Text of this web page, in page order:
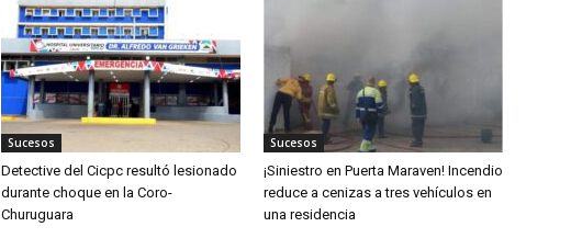
Sucesos
Detective del Cicpc resultó lesionado
durante choque en la Coro-
Churuguara
Sucesos
¡Siniestro en Puerta Maraven! Incendio
reduce a cenizas a tres vehículos en
una residencia